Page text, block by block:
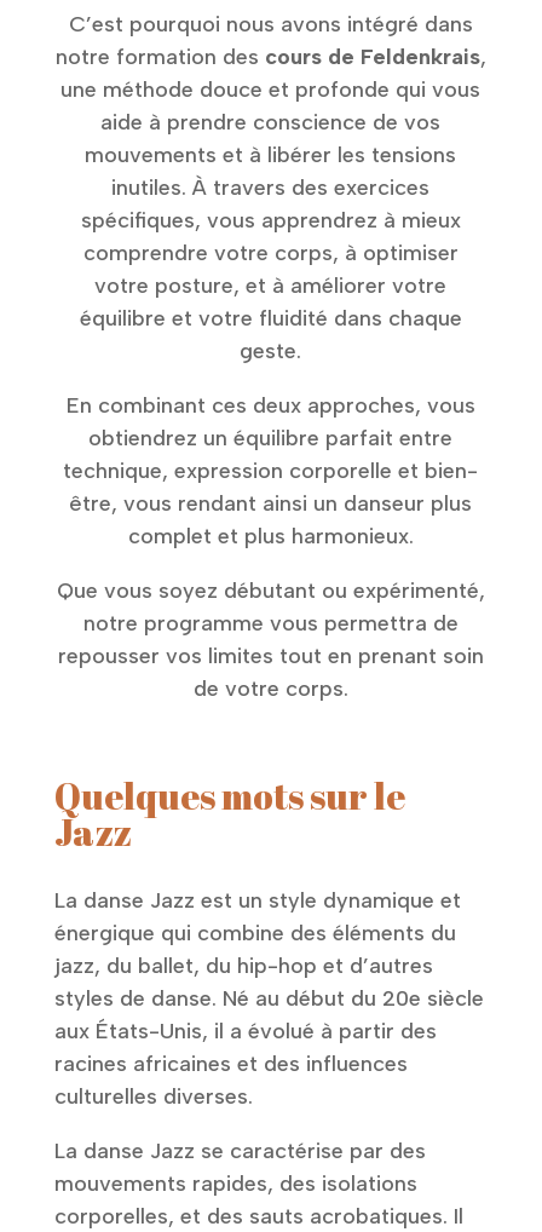
C’est pourquoi nous avons intégré dans
notre formation des cours de Feldenkrais,
une méthode douce et profonde qui vous
aide à prendre conscience de vos
mouvements et à libérer les tensions
inutiles. À travers des exercices
spécifiques, vous apprendrez à mieux
comprendre votre corps, à optimiser
votre posture, et à améliorer votre
équilibre et votre fluidité dans chaque
geste.
En combinant ces deux approches, vous
obtiendrez un équilibre parfait entre
technique, expression corporelle et bien-
être, vous rendant ainsi un danseur plus
complet et plus harmonieux.
Que vous soyez débutant ou expérimenté,
notre programme vous permettra de
repousser vos limites tout en prenant soin
de votre corps.
Quelques mots sur le
Jazz
La danse Jazz est un style dynamique et
énergique qui combine des éléments du
jazz, du ballet, du hip-hop et d’autres
styles de danse. Né au début du 20e siècle
aux États-Unis, il a évolué à partir des
racines africaines et des influences
culturelles diverses.
La danse Jazz se caractérise par des
mouvements rapides, des isolations
corporelles, et des sauts acrobatiques. Il